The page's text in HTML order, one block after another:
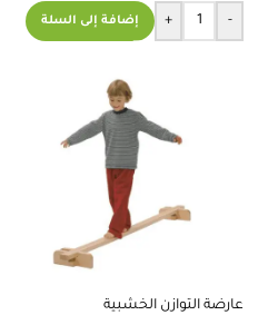
-
+ إضافة إلى السلة
عارضة التوازن الخشبية